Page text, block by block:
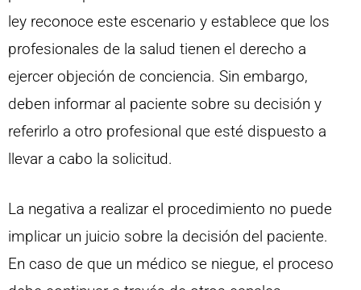
ley reconoce este escenario y establece que los
profesionales de la salud tienen el derecho a
ejercer objeción de conciencia. Sin embargo,
deben informar al paciente sobre su decisión y
referirlo a otro profesional que esté dispuesto a
llevar a cabo la solicitud.
La negativa a realizar el procedimiento no puede
implicar un juicio sobre la decisión del paciente.
En caso de que un médico se niegue, el proceso